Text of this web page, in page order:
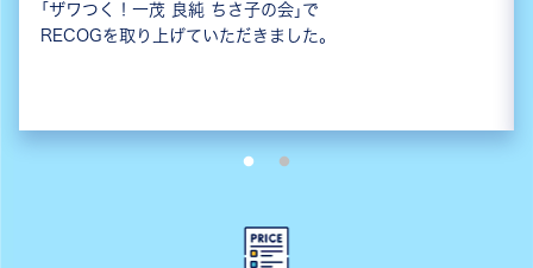
｢ザワつく！一茂 良純 ちさ子の会｣で
RECOGを取り上げていただきました。